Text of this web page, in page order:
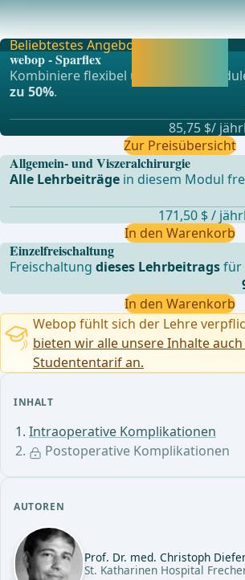
INHALT
Intraoperative Komplikationen
Postoperative Komplikationen
AUTOREN
Prof. Dr. med. Christoph
St. Katharinen Hospital
Blutungen in der postoperativen
(bis hin zum Mediastinalemphysem mit
Einzelfreischaltung
Freischaltungdieses Lehrbeitragsfür
In den Warenkorb
Beliebtestes Angebot
webop - Sparflex
Kombiniere flexibel unsere
zu 50%.
85,75 $/
Zur Preisübersicht
Allgemein- und Viszeralchirurgie
Alle Lehrbeiträge in diesem Modul
171,50 $ /
In den Warenkorb
Webop fühlt sich der Lehre
bieten wir alle unsere Inhalte
Studententarif an.